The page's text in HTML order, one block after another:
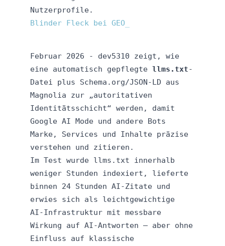
Nutzerprofile.
Blinder Fleck bei GEO
Februar 2026 - dev5310 zeigt, wie
eine automatisch gepflegte llms.txt-
Datei plus Schema.org/JSON‑LD aus
Magnolia zur „autoritativen
Identitätsschicht“ werden, damit
Google AI Mode und andere Bots
Marke, Services und Inhalte präzise
verstehen und zitieren.
Im Test wurde llms.txt innerhalb
weniger Stunden indexiert, lieferte
binnen 24 Stunden AI‑Zitate und
erwies sich als leichtgewichtige
AI‑Infrastruktur mit messbare
Wirkung auf AI‑Antworten – aber ohne
Einfluss auf klassische